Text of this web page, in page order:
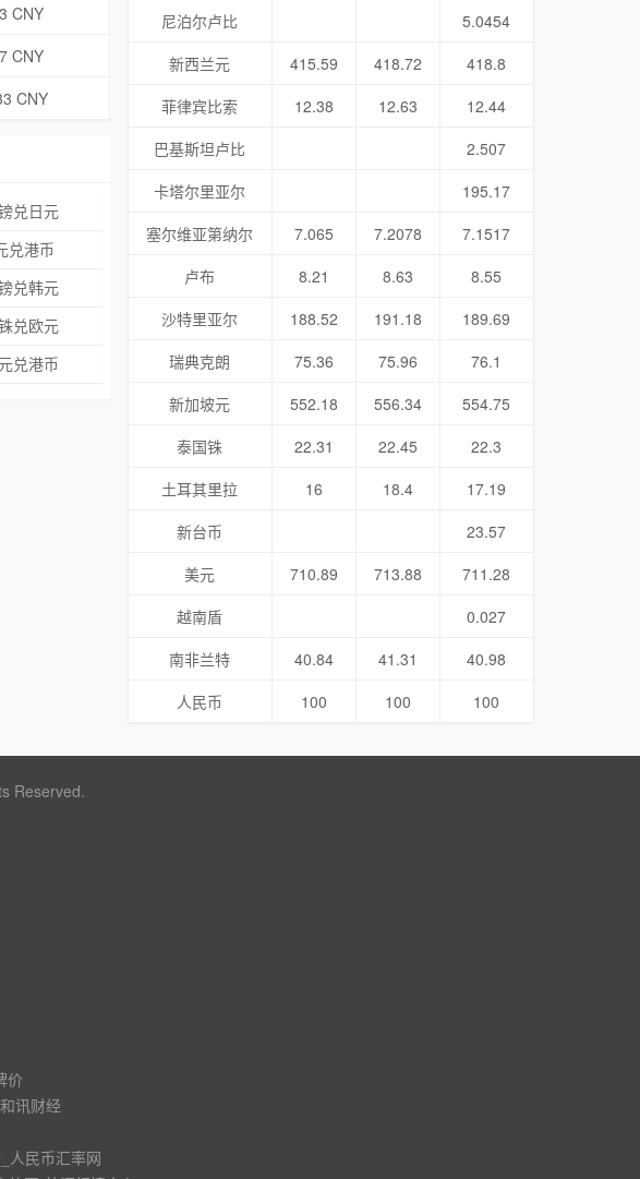
CNY
CNY
CNY
兑日元
兑港币
兑韩元
兑欧元
兑港币
尼泊尔卢比
5.0454
新西兰元
415.59 418.72
418.8
菲律宾比索
12.38 12.63
12.44
巴基斯坦卢比
2.507
卡塔尔里亚尔
195.17
塞尔维亚第纳尔
7.065 7.2078
7.1517
卢布
8.21 8.63
8.55
沙特里亚尔
188.52 191.18
189.69
瑞典克朗
75.36 75.96
76.1
新加坡元
552.18 556.34
554.75
泰国铢
22.31 22.45
22.3
土耳其里拉
16 18.4
17.19
新台币
23.57
美元
710.89 713.88
711.28
越南盾
0.027
南非兰特
40.84 41.31
40.98
人民币
100 100 100
Reserved.
价
讯财经
人民币汇率网